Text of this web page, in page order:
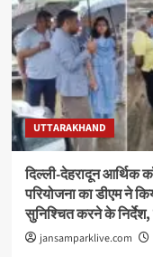
UTTARAKHAND
दिल्ली-देहरादून आर्थिक
परियोजना का डीएम ने
सुनिश्चित करने के निर्देश,
jansamparklive.com